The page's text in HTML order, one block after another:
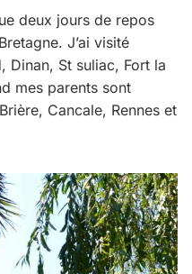
deux jours de repos
J’ai visité
Dinan, St suliac, Fort la
mes parents sont
Cancale, Rennes et